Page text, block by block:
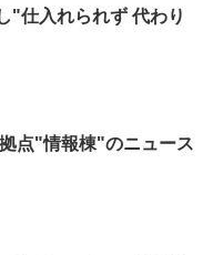
"仕入れられず 代わり
点"情報棟"のニュース